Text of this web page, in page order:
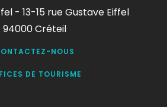
- 13-15 rue Gustave Eiffel
94000 Créteil
NOUS
DE TOURISME